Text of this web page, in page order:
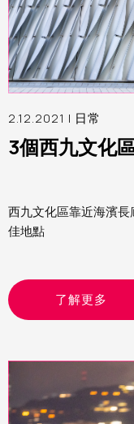
2.12.2021 | 日常
3個西九文化
西九文化區靠近海濱
佳地點
了解更多